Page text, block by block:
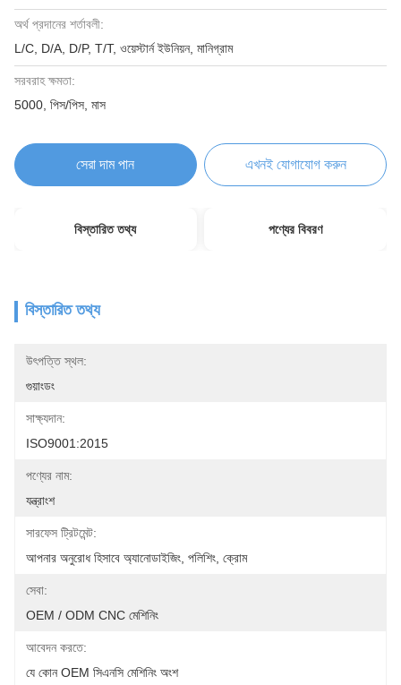
অর্থ প্রদানের শর্তাবলী:
L/C, D/A, D/P, T/T, ওয়েস্টার্ন ইউনিয়ন, মানিগ্রাম
সরবরাহ ক্ষমতা:
5000, পিস/পিস, মাস
সেরা দাম পান এখনই যোগাযোগ করুন
বিস্তারিত তথ্য পণ্যের বিবরণ
বিস্তারিত তথ্য
উৎপত্তি স্থল:
গুয়াংডং
সাক্ষ্যদান:
ISO9001:2015
পণ্যের নাম:
যন্ত্রাংশ
সারফেস ট্রিটমেন্ট:
আপনার অনুরোধ হিসাবে অ্যানোডাইজিং, পলিশিং, ক্রোম
সেবা:
OEM / ODM CNC মেশিনিং
আবেদন করতে:
যে কোন OEM সিএনসি মেশিনিং অংশ